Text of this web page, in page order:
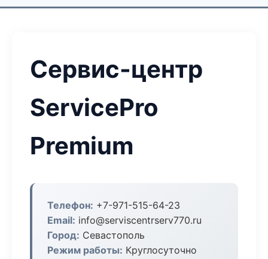
Сервис-центр
ServicePro
Premium
Телефон: +7-971-515-64-23
Email: info@serviscentrserv770.ru
Город: Севастополь
Режим работы: Круглосуточно